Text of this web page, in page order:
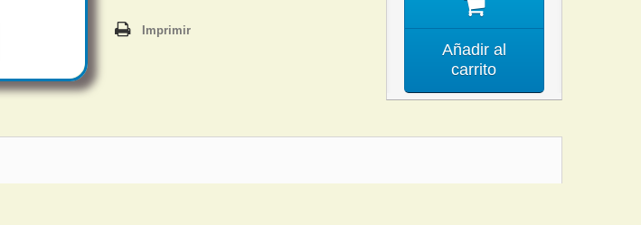
Imprimir
Añadir al
carrito